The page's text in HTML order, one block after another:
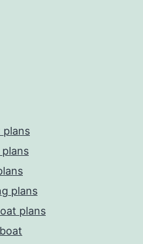
plans
plans
plans